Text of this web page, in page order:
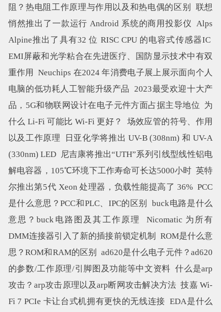
阻？热电阻工作原理与作用以及和热电偶的区别
联想
悄然推出了一款运行 Android 系统的商用投影仪 Alps
Alpine推出了具有32 位 RISC CPU 的电容式传感器IC
EMI屏蔽和光学粘合在先进医疗、国防显示技术中有双
重作用
Neuchips 在2024 年消费电子展上展示面向个人
电脑的低功耗人工智能升级产品 2023最受欢迎十大产
品，5G和物联网设计在电子元件方面占据主导地位 为
什么 Li-Fi 可能比 Wi-Fi 更好？
场效应管的符号、作用
以及工作原理
日亚化学将推出 UV-B (308nm) 和 UV-A
(330nm) LED 尼吉康将推出“UTH”系列引线型线性铝电
解电容器，105℃环境下工作寿命可长达5000小时 英特
尔推出第5代 Xeon 处理器，负载性能提高了 36% PCC
是什么意思？PCC和PLC、IPC的区别
buck电路是什么
意思？buck电路图及其工作原理
Nicomatic 为所有
DMM连接器引入了新的插接前锁定机制
ROM是什么意
思？ROM和RAM的区别
ad620是什么电子元件？ad620
的参数/工作原理/引脚图及功能等中文资料 什么是arp
攻击？arp攻击原理以及arp断网攻击解决方法 技嘉 Wi-
Fi 7 PCIe 卡让台式机拥有更快的无线连接 EDA是什么